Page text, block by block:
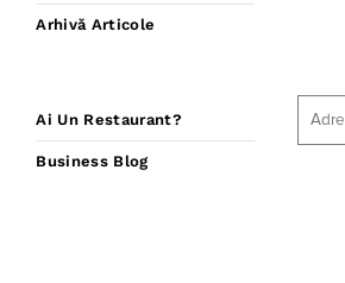
Arhivă Articole
Ai Un Restaurant?
Business Blog